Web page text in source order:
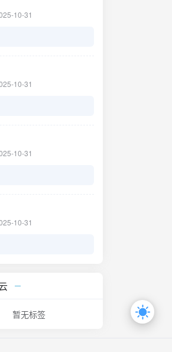
10-31
10-31
10-31
10-31
暂无标签